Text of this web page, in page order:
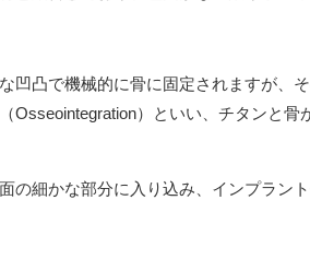
凹凸で機械的に骨に固定されますが、
（Osseointegration）といい、チタンと骨
細かな部分に入り込み、インプラン